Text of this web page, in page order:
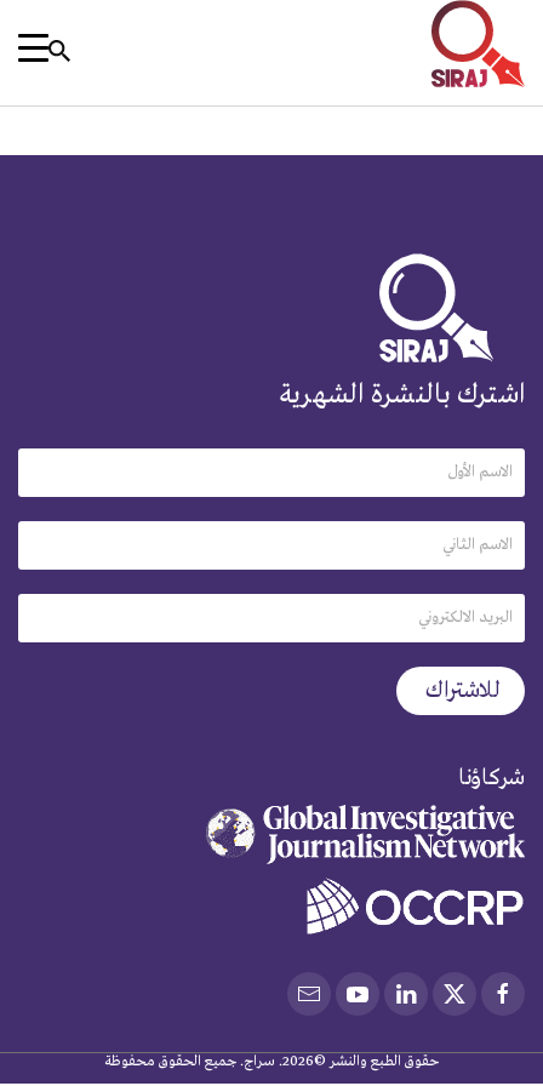
اشترك بالنشرة الشهرية
شركاؤنا
حقوق الطبع والنشر ©2026. سراج. جميع الحقوق محفوظة